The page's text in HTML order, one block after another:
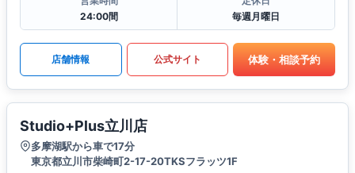
24:00間
毎週月曜日
店舗情報 公式サイト 体験・相談予約
Studio+Plus立川店
多摩湖駅から車で17分
東京都立川市柴崎町2-17-20TKSフラッツ1F